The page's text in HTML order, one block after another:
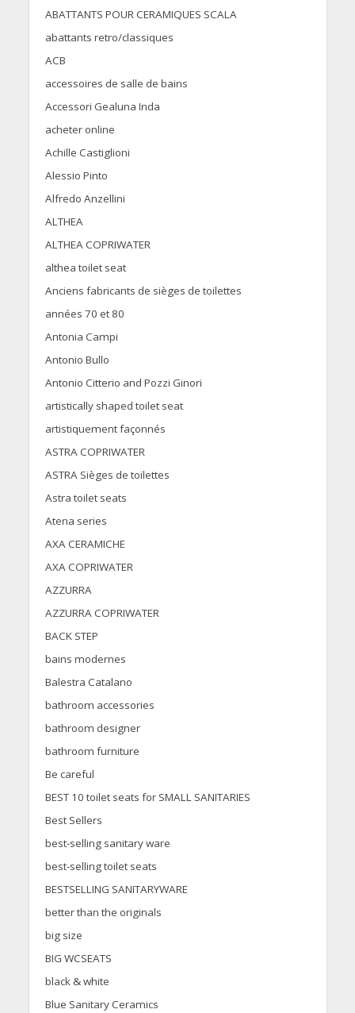
ABATTANTS POUR CERAMIQUES SCALA
abattants retro/classiques
ACB
accessoires de salle de bains
Accessori Gealuna Inda
acheter online
Achille Castiglioni
Alessio Pinto
Alfredo Anzellini
ALTHEA
ALTHEA COPRIWATER
althea toilet seat
Anciens fabricants de sièges de toilettes
années 70 et 80
Antonia Campi
Antonio Bullo
Antonio Citterio and Pozzi Ginori
artistically shaped toilet seat
artistiquement façonnés
ASTRA COPRIWATER
ASTRA Sièges de toilettes
Astra toilet seats
Atena series
AXA CERAMICHE
AXA COPRIWATER
AZZURRA
AZZURRA COPRIWATER
BACK STEP
bains modernes
Balestra Catalano
bathroom accessories
bathroom designer
bathroom furniture
Be careful
BEST 10 toilet seats for SMALL SANITARIES
Best Sellers
best-selling sanitary ware
best-selling toilet seats
BESTSELLING SANITARYWARE
better than the originals
big size
BIG WCSEATS
black & white
Blue Sanitary Ceramics